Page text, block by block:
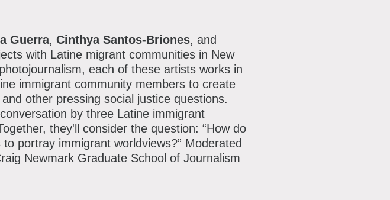
Guerra, Cinthya Santos-Briones, and
with Latine migrant communities in New
each of these artists works in
immigrant community members to create
other pressing social justice questions.
by three Latine immigrant
they'll consider the question: “How do
portray immigrant worldviews?” Moderated
Newmark Graduate School of Journalism